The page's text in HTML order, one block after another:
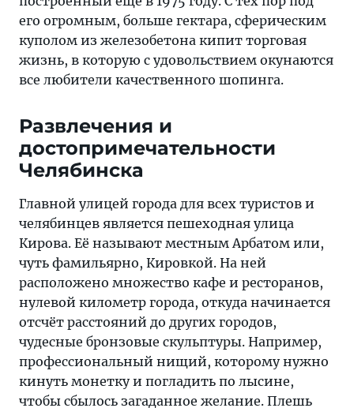
его огромным, больше гектара, сферическим
куполом из железобетона кипит торговая
жизнь, в которую с удовольствием окунаются
все любители качественного шопинга.
Развлечения и
достопримечательности
Челябинска
Главной улицей города для всех туристов и
челябинцев является пешеходная улица
Кирова. Её называют местным Арбатом или,
чуть фамильярно, Кировкой. На ней
расположено множество кафе и ресторанов,
нулевой километр города, откуда начинается
отсчёт расстояний до других городов,
чудесные бронзовые скульптуры. Например,
профессиональный нищий, которому нужно
кинуть монетку и погладить по лысине,
чтобы сбылось загаданное желание. Плешь